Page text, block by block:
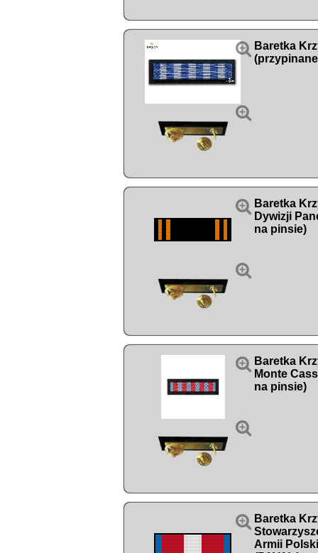


Baretka


Baretka
Dywizji
na pinsie)


Baretka
Monte
na pinsie)
 Baretka
Armii